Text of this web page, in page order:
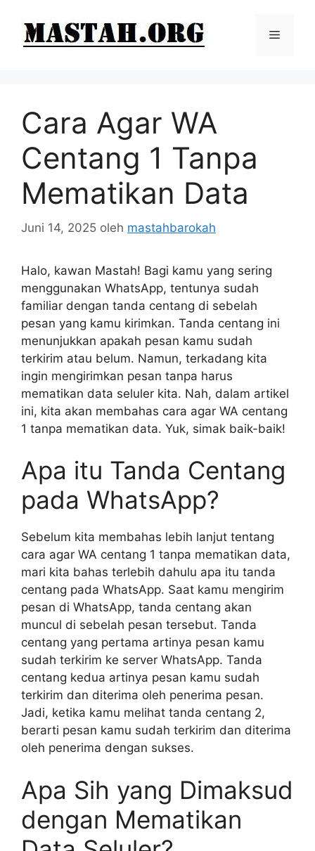
Menu
Cara Agar WA
Centang 1 Tanpa
Mematikan Data
Juni 14, 2025 oleh mastahbarokah
Halo, kawan Mastah! Bagi kamu yang sering
menggunakan WhatsApp, tentunya sudah
familiar dengan tanda centang di sebelah
pesan yang kamu kirimkan. Tanda centang ini
menunjukkan apakah pesan kamu sudah
terkirim atau belum. Namun, terkadang kita
ingin mengirimkan pesan tanpa harus
mematikan data seluler kita. Nah, dalam artikel
ini, kita akan membahas cara agar WA centang
1 tanpa mematikan data. Yuk, simak baik-baik!
Apa itu Tanda Centang
pada WhatsApp?
Sebelum kita membahas lebih lanjut tentang
cara agar WA centang 1 tanpa mematikan data,
mari kita bahas terlebih dahulu apa itu tanda
centang pada WhatsApp. Saat kamu mengirim
pesan di WhatsApp, tanda centang akan
muncul di sebelah pesan tersebut. Tanda
centang yang pertama artinya pesan kamu
sudah terkirim ke server WhatsApp. Tanda
centang kedua artinya pesan kamu sudah
terkirim dan diterima oleh penerima pesan.
Jadi, ketika kamu melihat tanda centang 2,
berarti pesan kamu sudah terkirim dan diterima
oleh penerima dengan sukses.
Apa Sih yang Dimaksud
dengan Mematikan